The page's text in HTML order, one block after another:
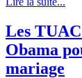
Les
Obama
mariage